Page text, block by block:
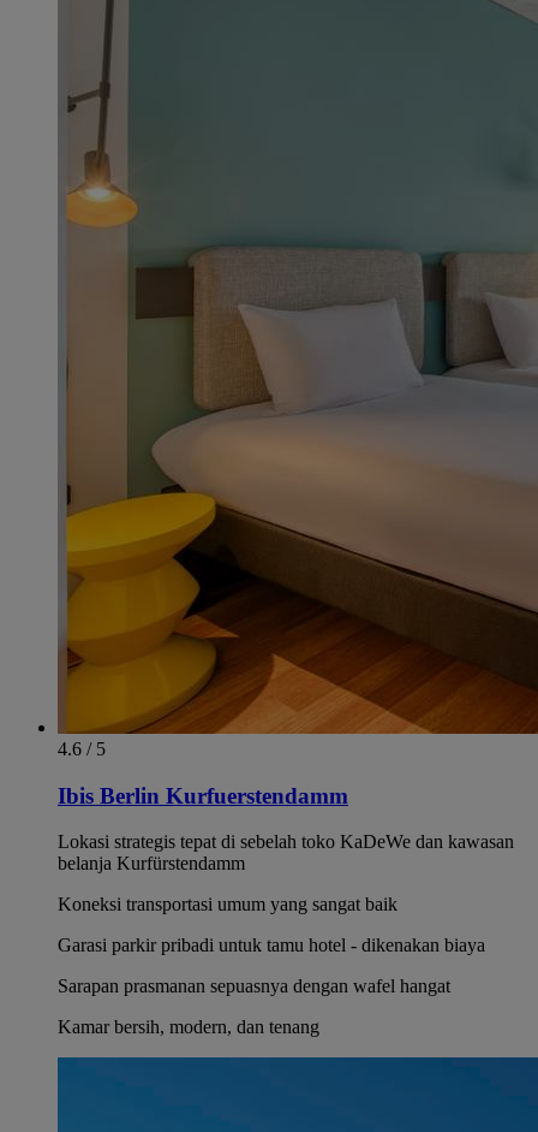
4.6 / 5
Ibis Berlin Kurfuerstendamm
Lokasi strategis tepat di sebelah toko KaDeWe dan kawasan
belanja Kurfürstendamm
Koneksi transportasi umum yang sangat baik
Garasi parkir pribadi untuk tamu hotel - dikenakan biaya
Sarapan prasmanan sepuasnya dengan wafel hangat
Kamar bersih, modern, dan tenang